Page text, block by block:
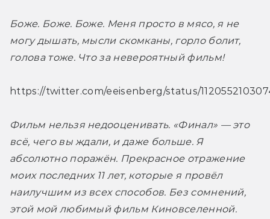
Боже. Боже. Боже. Меня просто в мясо, я не
могу дышать, мысли скомканы, горло болит,
голова тоже. Что за невероятный фильм!
https://twitter.com/eeisenberg/status/
Фильм нельзя недооценивать. «Финал» — это
всё, чего вы ждали, и даже больше. Я
абсолютно поражён. Прекрасное отражение
моих последних 11 лет, которые я провёл
наилучшим из всех способов. Без сомнений,
этой мой любимый фильм Киновселенной.